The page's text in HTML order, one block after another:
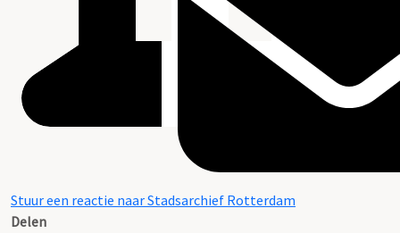
Stuur een reactie naar Stadsarchief Rotterdam
Delen